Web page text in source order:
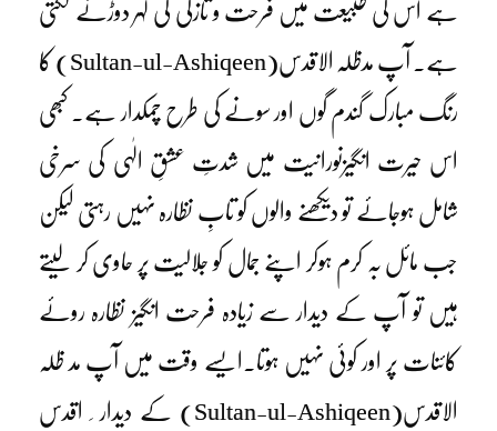
ہے اس کی طبیعت میں فرحت و تازگی کی لہر دوڑنے لگتی
ہے۔ آپ مدظلہ الاقدس(Sultan-ul-Ashiqeen) کا
رنگ مبارک گندم گوں اور سونے کی طرح چمکدار ہے۔ کبھی
اس حیرت انگیزنورانیت میں شدتِ عشقِ الٰہی کی سرخی
شامل ہوجائے تو دیکھنے والوں کو تابِ نظارہ نہیں رہتی لیکن
جب مائل بہ کرم ہوکر اپنے جمال کو جلالیت پر حاوی کر لیتے
ہیں تو آپ کے دیدار سے زیادہ فرحت انگیز نظارہ روئے
کائنات پر اور کوئی نہیں ہوتا۔ایسے وقت میں آپ مد ظلہ
الاقدس(Sultan-ul-Ashiqeen) کے دیدار ِ اقدس